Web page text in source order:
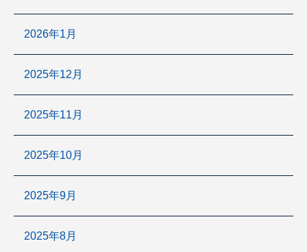
2026年1月
2025年12月
2025年11月
2025年10月
2025年9月
2025年8月